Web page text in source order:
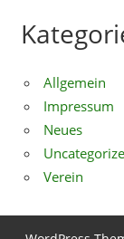
Allgemein
Impressum
Neues
Verein